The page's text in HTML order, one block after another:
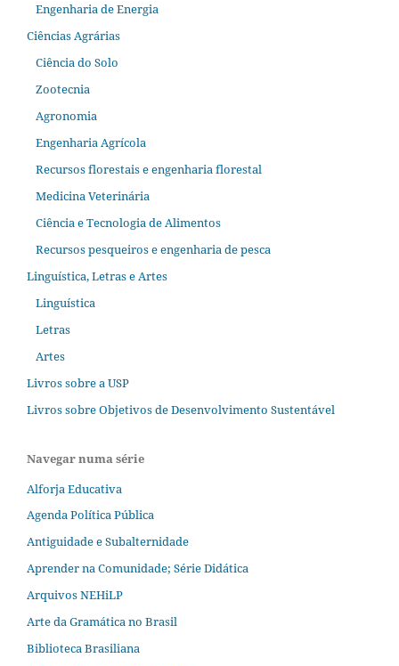
Engenharia de Energia
Ciências Agrárias
Ciência do Solo
Zootecnia
Agronomia
Engenharia Agrícola
Recursos florestais e engenharia florestal
Medicina Veterinária
Ciência e Tecnologia de Alimentos
Recursos pesqueiros e engenharia de pesca
Linguística, Letras e Artes
Linguística
Letras
Artes
Livros sobre a USP
Livros sobre Objetivos de Desenvolvimento Sustentável
Navegar numa série
Alforja Educativa
Agenda Política Pública
Antiguidade e Subalternidade
Aprender na Comunidade; Série Didática
Arquivos NEHiLP
Arte da Gramática no Brasil
Biblioteca Brasiliana